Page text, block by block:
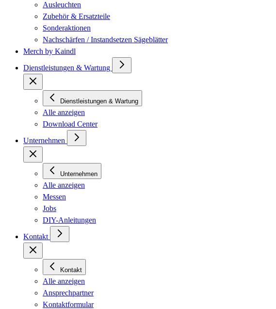
Ausleuchten
Zubehör & Ersatzteile
Sonderaktionen
Nachschärfen / Instandsetzen Sägeblätter
Merch by Kaindl
Dienstleistungen & Wartung
Dienstleistungen & Wartung
Alle anzeigen
Download Center
Unternehmen
Unternehmen
Alle anzeigen
Messen
Jobs
DIY-Anleitungen
Kontakt
Kontakt
Alle anzeigen
Ansprechpartner
Kontaktformular